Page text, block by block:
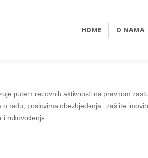
HOME O NAMA
putem redovnih aktivnosti na pravnom
radu, poslovima obezbjeđenja i zaštite
rukovođenja.